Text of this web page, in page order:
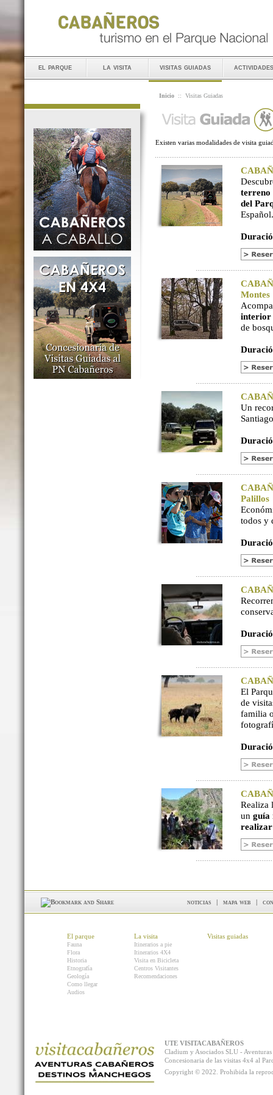
el parque la visita visitas guiadas actividades
Inicio :: Visitas Guiadas
Existen varias modalidades de visita
terreno
del
Español.
Montes
interior
de
Un
Palillos
todos y
El
de
familia
Realiza
un guía
noticias | mapa web |
El parque
Fauna
Flora
Historia
Etnografía
Geología
Como llegar
Audios
La visita
Itinerarios a pie
Itinerarios 4X4
Visita en Bicicleta
Centros Visitantes
Recomendaciones
Visitas guiadas
UTE VISITACABAÑEROS
Cladium y Asociados SLU -
Concesionaria de las visitas 4x4 al
Copyright © 2022. Prohibida la